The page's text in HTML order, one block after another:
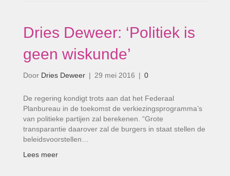
Dries Deweer: ‘Politiek is
geen wiskunde’
Door Dries Deweer | 29 mei 2016 | 0
De regering kondigt trots aan dat het Federaal
Planbureau in de toekomst de verkiezingsprogramma’s
van politieke partijen zal berekenen. “Grote
transparantie daarover zal de burgers in staat stellen de
beleidsvoorstellen…
Lees meer